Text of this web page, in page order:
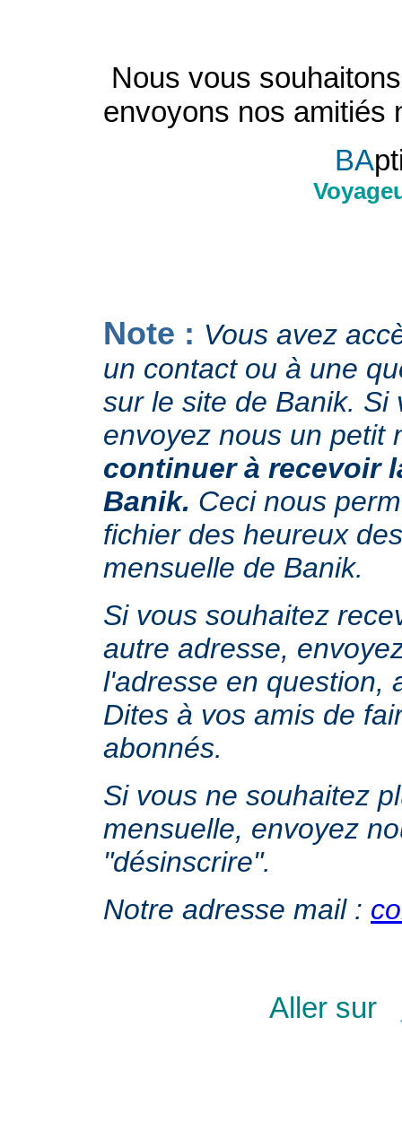
Nous vous
envoyons nos amitiés
BA
Note : Vous avez
un contact ou à une
sur le site de Banik. Si
envoyez nous un petit
continuer à recevoir
Banik. Ceci nous
fichier des heureux
mensuelle de Banik.
Si vous souhaitez
autre adresse,
l'adresse en question,
Dites à vos amis de
abonnés.
Si vous ne souhaitez
mensuelle, envoyez
"désinscrire".
Notre adresse mail :
Aller sur